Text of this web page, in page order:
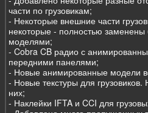
части по грузовикам;
- Некоторые внешние части
некоторые - полностью
моделями;
- Cobra CB радио с
передними панелями;
- Новые анимированные модели
- Новые текстуры для
них;
- Наклейки IFTA и CCI для